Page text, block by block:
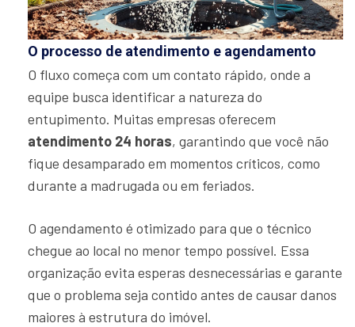
O processo de atendimento e agendamento
O fluxo começa com um contato rápido, onde a
equipe busca identificar a natureza do
entupimento. Muitas empresas oferecem
atendimento 24 horas, garantindo que você não
fique desamparado em momentos críticos, como
durante a madrugada ou em feriados.
O agendamento é otimizado para que o técnico
chegue ao local no menor tempo possível. Essa
organização evita esperas desnecessárias e garante
que o problema seja contido antes de causar danos
maiores à estrutura do imóvel.